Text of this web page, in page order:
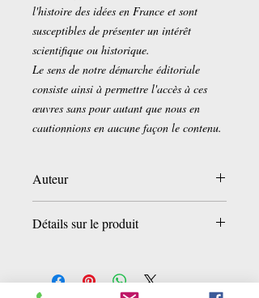
l'histoire des idées en France et sont
susceptibles de présenter un intérêt
scientifique ou historique.
Le sens de notre démarche éditoriale
consiste ainsi à permettre l'accès à ces
œuvres sans pour autant que nous en
cautionnions en aucune façon le contenu.
Auteur
Détails sur le produit
Editeur :
Hachette Livre BNF (1 juin
2017)